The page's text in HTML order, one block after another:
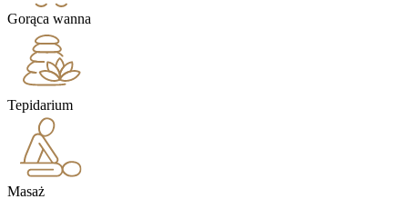
Gorąca wanna
Tepidarium
Masaż